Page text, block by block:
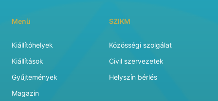
Menü
Kiállítóhelyek
Kiállítások
Gyűjtemények
Magazin
SZIKM
Közösségi szolgálat
Civil szervezetek
Helyszín bérlés